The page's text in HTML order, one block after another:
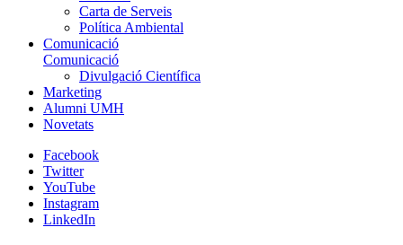
Carta de Serveis
Política Ambiental
Comunicació
Comunicació
Divulgació Científica
Marketing
Alumni UMH
Novetats
Facebook
Twitter
YouTube
Instagram
LinkedIn